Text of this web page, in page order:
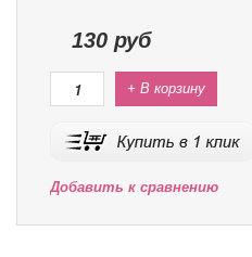
130 руб
+ В корзину
Добавить к сравнению